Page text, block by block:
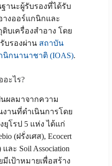
ฐานะผู้รับรองที่ได้รับ
างออร์แกนิกและ
บเครื่องสำอาง โดย
บรองผ่าน สถาบัน
นิกนานาชาติ (IOAS).
อะไร?
นผลมาจากความ
านที่ดำเนินการโดย
โรป 5 แห่ง ได้แก่
(ฝรั่งเศส), Ecocert
ละ Soil Association
เป้าหมายเพื่อสร้าง